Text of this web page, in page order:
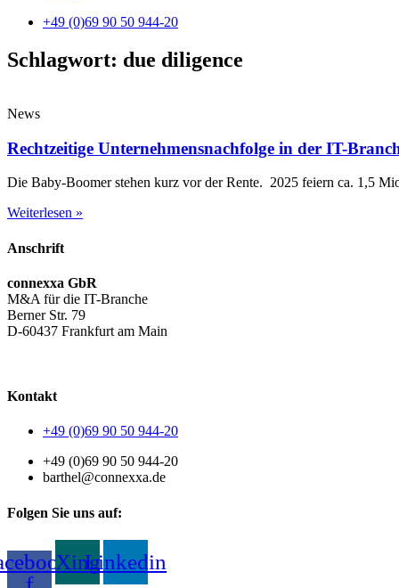
+49 (0)69 90 50 944-20
Schlagwort: due diligence
News
Rechtzeitige Unternehmensnachfolge in der IT-
Die Baby-Boomer stehen kurz vor der Rente. 2025 feiern ca. 1,5
Weiterlesen »
Anschrift
connexxa GbR
M&A für die IT-Branche
Berner Str. 79
D-60437 Frankfurt am Main
Kontakt
+49 (0)69 90 50 944-20
+49 (0)69 90 50 944-20
barthel@connexxa.de
Folgen Sie uns auf:
XingLinkedin